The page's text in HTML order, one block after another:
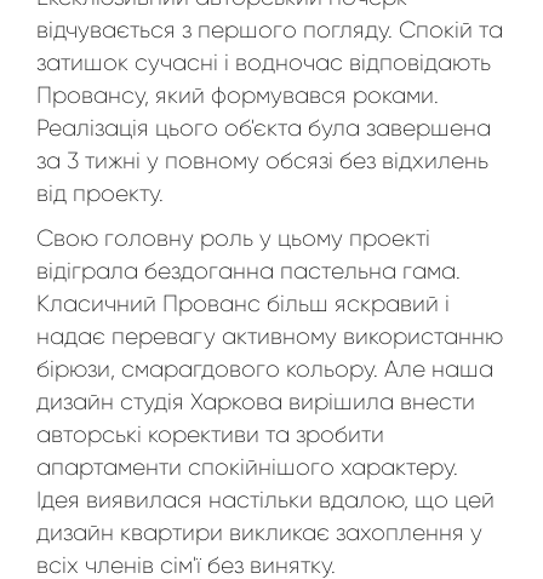
відчувається з першого погляду. Спокій та
затишок сучасні і водночас відповідають
Провансу, який формувався роками.
Реалізація цього об'єкта була завершена
за 3 тижні у повному обсязі без відхилень
від проекту.
Свою головну роль у цьому проекті
відіграла бездоганна пастельна гама.
Класичний Прованс більш яскравий і
надає перевагу активному використанню
бірюзи, смарагдового кольору. Але наша
дизайн студія Харкова вирішила внести
авторські корективи та зробити
апартаменти спокійнішого характеру.
Ідея виявилася настільки вдалою, що цей
дизайн квартири викликає захоплення у
всіх членів сім'ї без винятку.